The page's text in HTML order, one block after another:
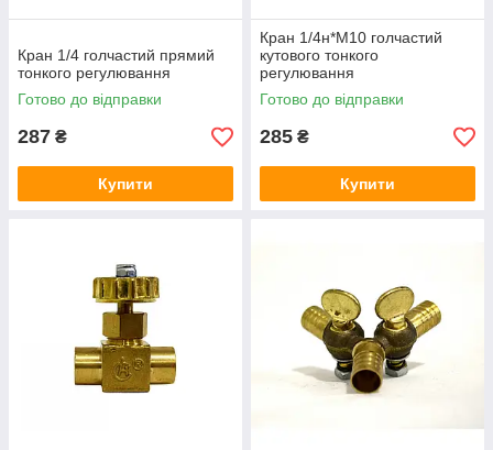
Кран 1/4 голчастий прямий
тонкого регулювання
Готово до відправки
287 ₴
Купити
Кран 1/4н*М10 голчастий
кутового тонкого
регулювання
Готово до відправки
285 ₴
Купити